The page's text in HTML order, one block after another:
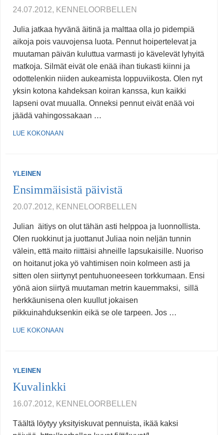
24.07.2012, KENNELOORBELLEN
Julia jatkaa hyvänä äitinä ja malttaa olla jo pidempiä
aikoja pois vauvojensa luota. Pennut hoipertelevat ja
muutaman päivän kuluttua varmasti jo kävelevät lyhyitä
matkoja. Silmät eivät ole enää ihan tiukasti kiinni ja
odottelenkin niiden aukeamista loppuviikosta. Olen nyt
yksin kotona kahdeksan koiran kanssa, kun kaikki
lapseni ovat muualla. Onneksi pennut eivät enää voi
jäädä vahingossakaan …
LUE KOKONAAN
YLEINEN
Ensimmäisistä päivistä
20.07.2012, KENNELOORBELLEN
Julian äitiys on olut tähän asti helppoa ja luonnollista.
Olen ruokkinut ja juottanut Juliaa noin neljän tunnin
välein, että maito riittäisi ahneille lapsukaisille. Nuoriso
on hoitanut joka yö vahtimisen noin kolmeen asti ja
sitten olen siirtynyt pentuhuoneeseen torkkumaan. Ensi
yönä aion siirtyä muutaman metrin kauemmaksi, sillä
herkkäunisena olen kuullut jokaisen
pikkuinahduksenkin eikä se ole tarpeen. Jos …
LUE KOKONAAN
YLEINEN
Kuvalinkki
16.07.2012, KENNELOORBELLEN
Täältä löytyy yksityiskuvat pennuista, ikää kaksi